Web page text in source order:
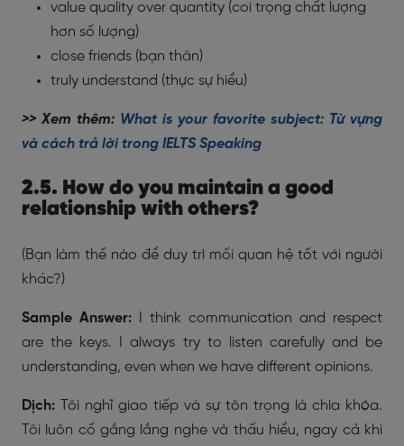
value quality over quantity (coi trọng chất lượng
hơn số lượng)
close friends (bạn thân)
truly understand (thực sự hiểu)
>> Xem thêm: What is your favorite subject: Từ vựng
và cách trả lời trong IELTS Speaking
2.5. How do you maintain a good
relationship with others?
(Bạn làm thế nào để duy trì mối quan hệ tốt với người
khác?)
Sample Answer: I think communication and respect
are the keys. I always try to listen carefully and be
understanding, even when we have different opinions.
Dịch: Tôi nghĩ giao tiếp và sự tôn trọng là chìa khóa.
Tôi luôn cố gắng lắng nghe và thấu hiểu, ngay cả khi